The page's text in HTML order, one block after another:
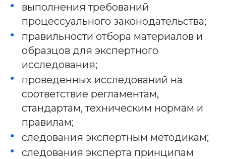
выполнения требований
процессуального законодательства;
правильности отбора материалов и
образцов для экспертного
исследования;
проведенных исследований на
соответствие регламентам,
стандартам, техническим нормам и
правилам;
следования экспертным методикам;
следования эксперта принципам